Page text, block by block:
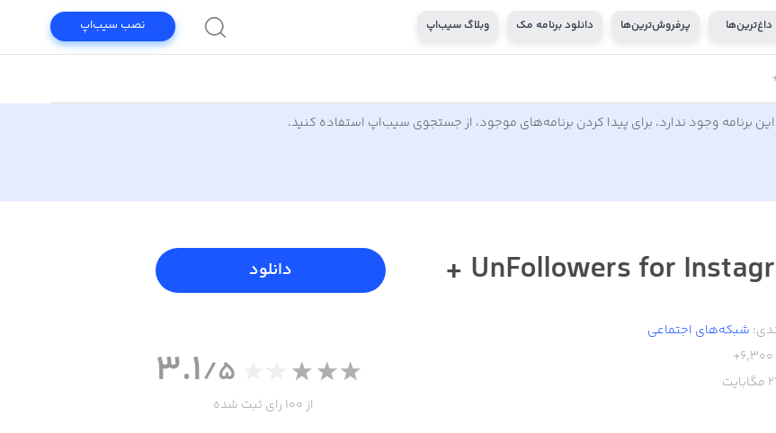
داغ‌ترین‌ها پرفروش‌ترین‌ها دانلود برنامه مک وبلاگ سیب‌اپ نصب سیب‌اپ
برنامه وجود ندارد. برای پیدا کردن برنامه‌های موجود، از جستجوی سیب‌اپ استفاده کنید.
UnFollowers for
شبکه‌های اجتماعی
6,300+
مگابایت
دانلود
3.1/5
از 100 رای ثبت شده